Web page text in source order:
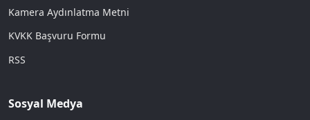
Kamera Aydınlatma Metni
KVKK Başvuru Formu
RSS
Sosyal Medya